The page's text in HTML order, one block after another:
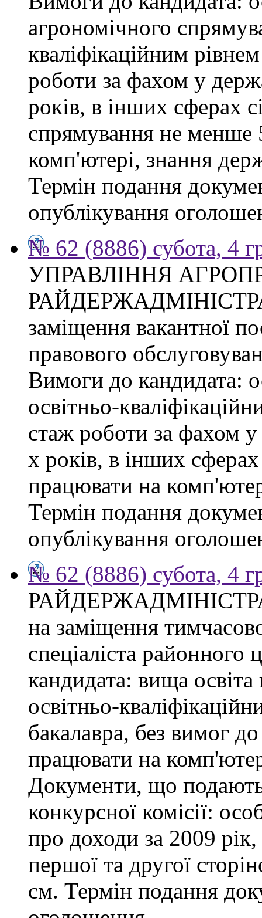
агрономічного
кваліфікаційним
роботи за фахом у
років, в інших сферах
спрямування не менше
комп'ютері, знання
Термін подання
опублікування
№ 62 (8886) субота, 4
УПРАВЛІННЯ
заміщення вакантної
правового
Вимоги до кандидата:
освітньо-
стаж роботи за фахом
х років, в інших
працювати на
Термін подання
опублікування
№ 62 (8886) субота, 4
на заміщення
спеціаліста
кандидата: вища
освітньо-
бакалавра, без вимог
працювати на
Документи, що
конкурсної комісії:
про доходи за 2009 рік,
першої та другої
см. Термін подання